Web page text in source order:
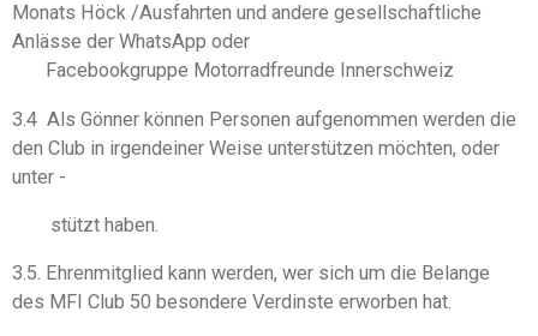
Monats Höck /Ausfahrten und andere gesellschaftliche
Anlässe der WhatsApp oder
Facebookgruppe Motorradfreunde Innerschweiz
3.4 Als Gönner können Personen aufgenommen werden die
den Club in irgendeiner Weise unterstützen möchten, oder
unter -
stützt haben.
3.5. Ehrenmitglied kann werden, wer sich um die Belange
des MFI Club 50 besondere Verdinste erworben hat.